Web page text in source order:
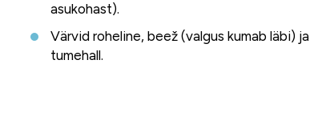
asukohast).
Värvid roheline, beež (valgus kumab läbi) ja
tumehall.